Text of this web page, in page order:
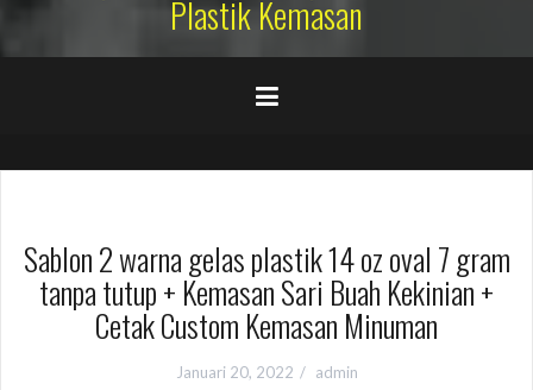
Plastik Kemasan
Sablon 2 warna gelas plastik 14 oz oval 7 gram
tanpa tutup + Kemasan Sari Buah Kekinian +
Cetak Custom Kemasan Minuman
Januari 20, 2022 admin